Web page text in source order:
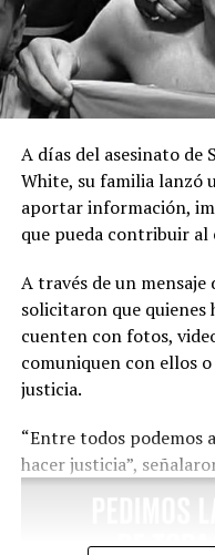
A días del asesinato de
White, su familia lanzó
aportar información,
que pueda contribuir al
A través de un mensaje
solicitaron que quienes
cuenten con fotos,
comuniquen con ellos
justicia.
“Entre todos podemos
hacer justicia”,